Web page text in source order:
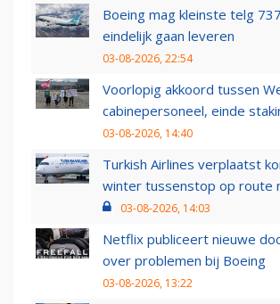
Boeing mag kleinste telg
eindelijk gaan leveren
03-08-2026, 22:54
Voorlopig akkoord tussen
cabinepersoneel, einde
03-08-2026, 14:40
Turkish Airlines verplaatst
winter tussenstop op route
03-08-2026, 14:03
Netflix publiceert nieuwe
over problemen bij Boeing
03-08-2026, 13:22